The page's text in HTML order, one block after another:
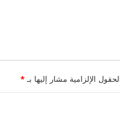
الإلزامية مشار إليها بـ*